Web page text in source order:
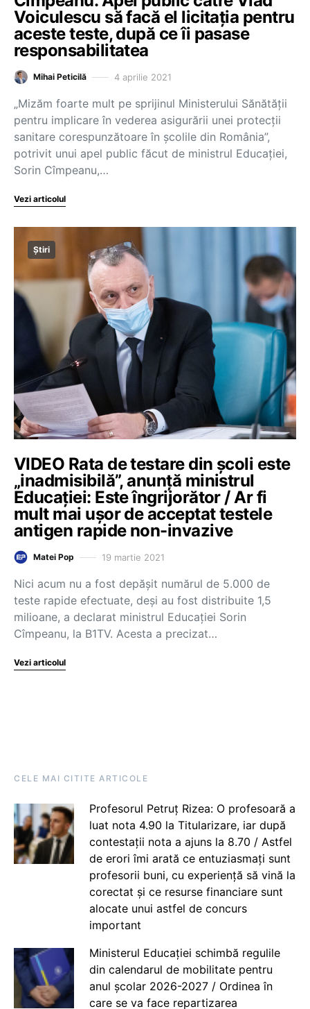
Voiculescu să facă el licitația pentru
aceste teste, după ce îi pasase
responsabilitatea
Mihai Peticilă 4 aprilie 2021
„Mizăm foarte mult pe sprijinul Ministerului Sănătății
pentru implicare în vederea asigurării unei protecții
sanitare corespunzătoare în școlile din România”,
potrivit unui apel public făcut de ministrul Educației,
Sorin Cîmpeanu,…
Vezi articolul
Știri
VIDEO Rata de testare din școli este
„inadmisibilă”, anunță ministrul
Educației: Este îngrijorător / Ar fi
mult mai ușor de acceptat testele
antigen rapide non-invazive
Matei Pop 19 martie 2021
Nici acum nu a fost depășit numărul de 5.000 de
teste rapide efectuate, deși au fost distribuite 1,5
milioane, a declarat ministrul Educației Sorin
Cîmpeanu, la B1TV. Acesta a precizat…
Vezi articolul
CELE MAI CITITE ARTICOLE
Profesorul Petruț Rizea: O profesoară a
luat nota 4.90 la Titularizare, iar după
contestații nota a ajuns la 8.70 / Astfel
de erori îmi arată ce entuziasmați sunt
profesorii buni, cu experiență să vină la
corectat și ce resurse financiare sunt
alocate unui astfel de concurs
important
Ministerul Educației schimbă regulile
din calendarul de mobilitate pentru
anul școlar 2026-2027 / Ordinea în
care se va face repartizarea